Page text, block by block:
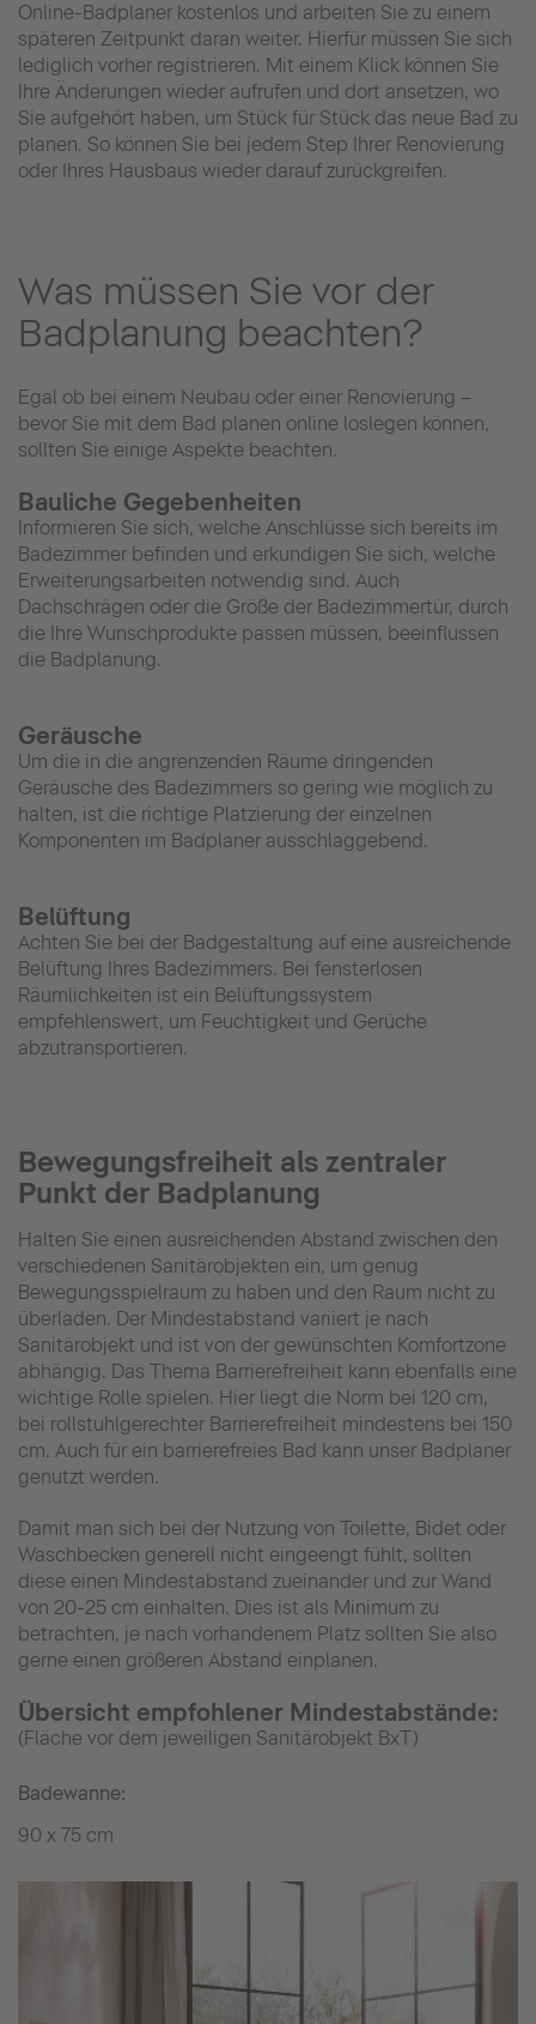
Online-Badplaner kostenlos und arbeiten Sie zu einem
späteren Zeitpunkt daran weiter. Hierfür müssen Sie sich
lediglich vorher registrieren. Mit einem Klick können Sie
Ihre Änderungen wieder aufrufen und dort ansetzen, wo
Sie aufgehört haben, um Stück für Stück das neue Bad zu
planen. So können Sie bei jedem Step Ihrer Renovierung
oder Ihres Hausbaus wieder darauf zurückgreifen.
Was müssen Sie vor der
Badplanung beachten?
Egal ob bei einem Neubau oder einer Renovierung –
bevor Sie mit dem Bad planen online loslegen können,
sollten Sie einige Aspekte beachten.
Bauliche Gegebenheiten
Informieren Sie sich, welche Anschlüsse sich bereits im
Badezimmer befinden und erkundigen Sie sich, welche
Erweiterungsarbeiten notwendig sind. Auch
Dachschrägen oder die Größe der Badezimmertür, durch
die Ihre Wunschprodukte passen müssen, beeinflussen
die Badplanung.
Geräusche
Um die in die angrenzenden Räume dringenden
Geräusche des Badezimmers so gering wie möglich zu
halten, ist die richtige Platzierung der einzelnen
Komponenten im Badplaner ausschlaggebend.
Belüftung
Achten Sie bei der Badgestaltung auf eine ausreichende
Belüftung Ihres Badezimmers. Bei fensterlosen
Räumlichkeiten ist ein Belüftungssystem
empfehlenswert, um Feuchtigkeit und Gerüche
abzutransportieren.
Bewegungsfreiheit als zentraler
Punkt der Badplanung
Halten Sie einen ausreichenden Abstand zwischen den
verschiedenen Sanitärobjekten ein, um genug
Bewegungsspielraum zu haben und den Raum nicht zu
überladen. Der Mindestabstand variiert je nach
Sanitärobjekt und ist von der gewünschten Komfortzone
abhängig. Das Thema Barrierefreiheit kann ebenfalls eine
wichtige Rolle spielen. Hier liegt die Norm bei 120 cm,
bei rollstuhlgerechter Barrierefreiheit mindestens bei 150
cm. Auch für ein barrierefreies Bad kann unser Badplaner
genutzt werden.
Damit man sich bei der Nutzung von Toilette, Bidet oder
Waschbecken generell nicht eingeengt fühlt, sollten
diese einen Mindestabstand zueinander und zur Wand
von 20-25 cm einhalten. Dies ist als Minimum zu
betrachten, je nach vorhandenem Platz sollten Sie also
gerne einen größeren Abstand einplanen.
Übersicht empfohlener Mindestabstände:
(Fläche vor dem jeweiligen Sanitärobjekt BxT)
Badewanne:
90 x 75 cm